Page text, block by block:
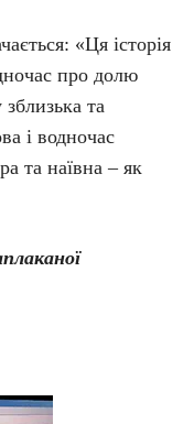
«Ця історія
про долю
та
і водночас
та наївна – як